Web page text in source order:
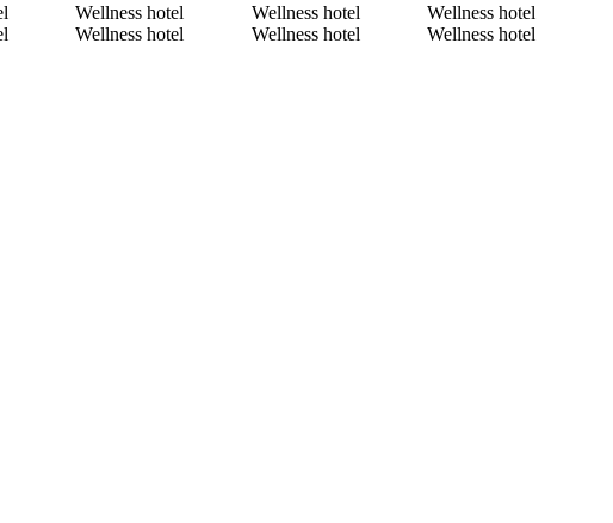
Wellness hotel
Wellness hotel
Wellness hotel
Wellness hotel
Wellness hotel
Wellness hotel